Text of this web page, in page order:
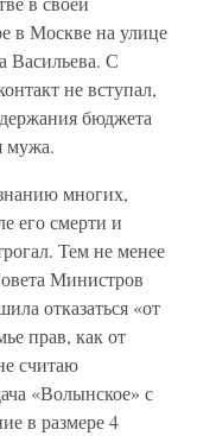
в Москве на улице
Васильева. С
не вступал,
бюджета
мужа.
многих,
его смерти и
Тем не менее
Министров
отказаться «от
прав, как от
считаю
«Волынское» с
в размере 4